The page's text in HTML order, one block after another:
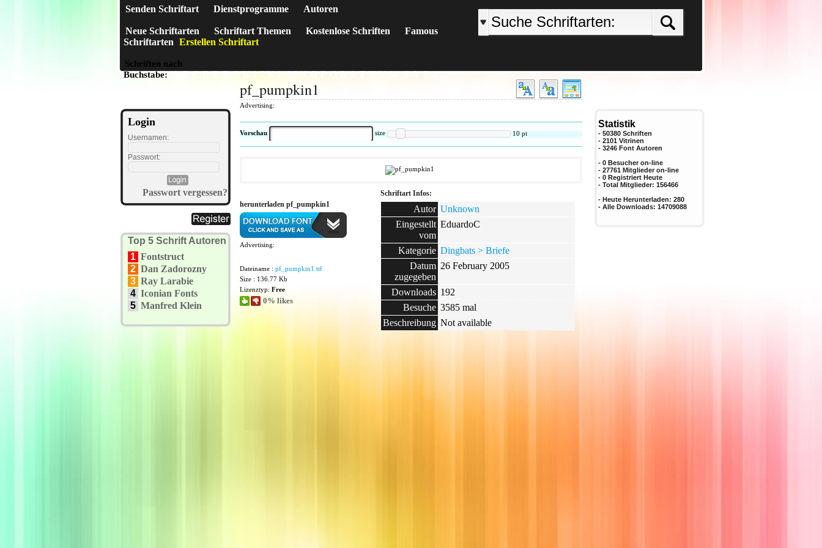
Senden Schriftart Dienstprogramme Autoren
Neue Schriftarten Schriftart Themen Kostenlose Schriften
Famous
Schriftarten Erstellen Schriftart
Schriften nach
Buchstabe: A B C D E F G H I J K L M N O P Q R S T U V W X Y Z #
Login
Usernamen:
Passwort:
Passwort vergessen?
Top 5 Schrift Autoren
1 Fontstruct
2 Dan Zadorozny
3 Ray Larabie
4 Iconian Fonts
5 Manfred Klein
pf_pumpkin1
Advertising:
Vorschau size 10 pt
herunterladen pf_pumpkin1
Advertising:
Dateiname : pf_pumpkin1.ttf
Size : 136.77 Kb
Lizenztyp: Free
0% likes
Schriftart Infos:
Autor Unknown
Eingestellt
vom
EduardoC
Kategorie Dingbats > Briefe
Datum
zugegeben
26 February 2005
Downloads 192
Besuche 3585 mal
Beschreibung Not available
Statistik
- 50380 Schriften
- 2101 Vitrinen
- 3246 Font Autoren
- 0 Besucher on-line
- 27761 Mitglieder on-line
- 0 Registriert Heute
- Total Mitglieder: 156466
- Heute Herunterladen: 280
- Alle Downloads: 14709088